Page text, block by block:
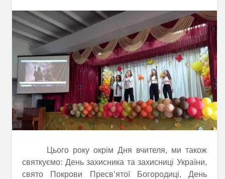
Цього року окрім Дня вчителя, ми також
святкуємо: День захисника та захисниці України,
свято Покрови Пресв’ятої Богородиці, День